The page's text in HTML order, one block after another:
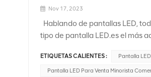
Nov 17, 2023
Hablando de pantallas LED,
tipo de pantalla LED.es el más
cordones de la lámpara inferior
utilizarCircuitos integrados de
ETIQUETAS CALIENTES : Pantalla
Pantalla LED Para Venta Minorista